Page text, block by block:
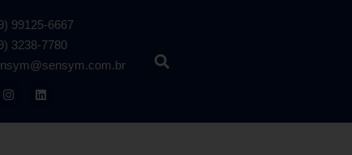
99125-6667
3238-7780